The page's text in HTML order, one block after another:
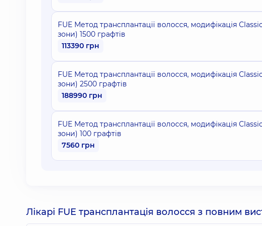
FUE Метод трансплантації волосся, модифікація
зони) 1500 графтів
113390 грн
FUE Метод трансплантації волосся, модифікація
зони) 2500 графтів
188990 грн
FUE Метод трансплантації волосся, модифікація
зони) 100 графтів
7560 грн
Лікарі FUE трансплантація волосся з повним